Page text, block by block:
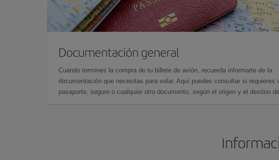
Documentación general
Cuando termines la compra de tu billete de avión, recuerda informarte de la
documentación que necesitas para volar. Aquí puedes consultar si requieres
pasaporte, seguro o cualquier otro documento, según el origen y el destino